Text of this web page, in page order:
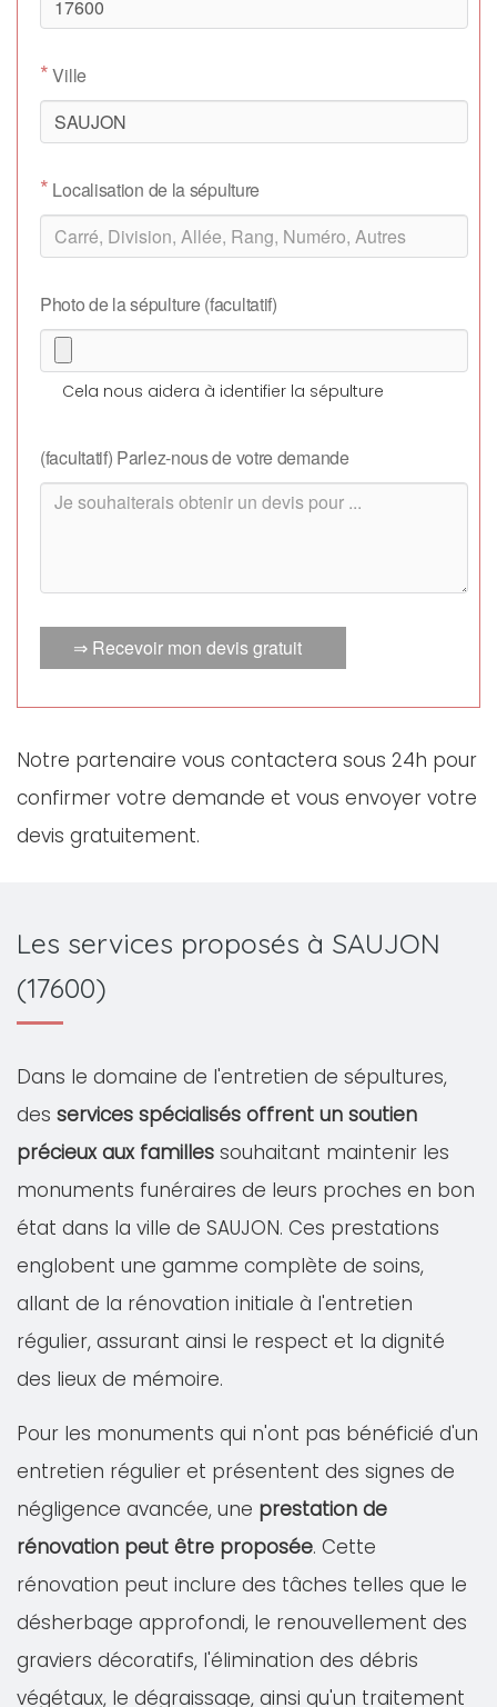
*Ville
* Localisation de la sépulture
Photo de la sépulture (facultatif)
Cela nous aidera à identifier la sépulture
(facultatif) Parlez-nous de votre demande
⇒ Recevoir mon devis gratuit
Notre partenaire vous contactera sous 24h pour
confirmer votre demande et vous envoyer votre
devis gratuitement.
Les services proposés à SAUJON
(17600)
Dans le domaine de l'entretien de sépultures,
des services spécialisés offrent un soutien
précieux aux familles souhaitant maintenir les
monuments funéraires de leurs proches en bon
état dans la ville de SAUJON. Ces prestations
englobent une gamme complète de soins,
allant de la rénovation initiale à l'entretien
régulier, assurant ainsi le respect et la dignité
des lieux de mémoire.
Pour les monuments qui n'ont pas bénéficié d'un
entretien régulier et présentent des signes de
négligence avancée, une prestation de
rénovation peut être proposée. Cette
rénovation peut inclure des tâches telles que le
désherbage approfondi, le renouvellement des
graviers décoratifs, l'élimination des débris
végétaux, le dégraissage, ainsi qu'un traitement